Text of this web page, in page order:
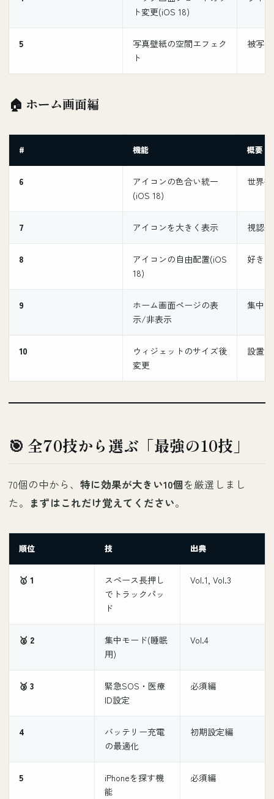
ト変更(iOS 18)
5
写真壁紙の空間エフェク
ト
被写
🏠 ホーム画面編
# 機能 概要
6
アイコンの色合い統一
(iOS 18)
世界
7 アイコンを大きく表示 視認
8
アイコンの自由配置(iOS
18)
好き
9
ホーム画面ページの表
示/非表示
集中
10
ウィジェットのサイズ後
変更
設置
🎯 全70技から選ぶ「最強の10技」
70個の中から、 特に効果が大きい10個を厳選しまし
た。 まずはこれだけ覚えてください。
順位 技 出典
🥇 1
スペース長押し
でトラックパッ
ド
Vol.1, Vol.3
🥈 2
集中モード(睡眠
用)
Vol.4
🥉 3
緊急SOS・医療
ID設定
必須編
4
バッテリー充電
の最適化
初期設定編
5
iPhoneを探す機
能
必須編